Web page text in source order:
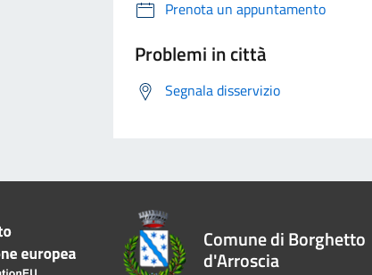
Prenota un appuntamento
Problemi in città
Segnala disservizio
Comune di Borghetto
d'Arroscia